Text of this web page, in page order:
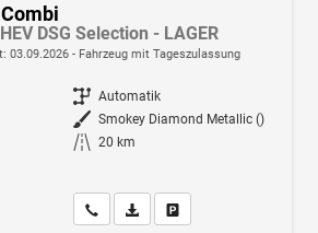
DSG Selection - LAGER
03.09.2026 Fahrzeug mit Tageszulassung
Getriebe Automatik
Außenfarbe Smokey Diamond Metallic ()
Kilometerstand 20 km
Wir rufen Sie anFahrzeugexposé (PDF)